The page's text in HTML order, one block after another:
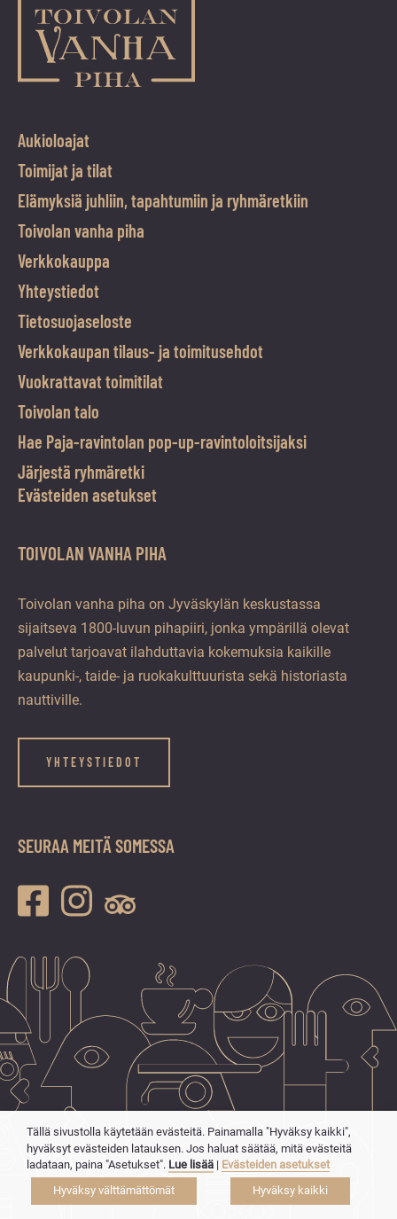
tulee
jättää
koskemattomaksi.
Aukioloajat
Toimijat ja tilat
Elämyksiä juhliin, tapahtumiin ja ryhmäretkiin
Toivolan vanha piha
Verkkokauppa
Yhteystiedot
Tietosuojaseloste
Verkkokaupan tilaus- ja toimitusehdot
Vuokrattavat toimitilat
Toivolan talo
Hae Paja-ravintolan pop-up-ravintoloitsijaksi
Järjestä ryhmäretki
Evästeiden asetukset
TOIVOLAN VANHA PIHA
Toivolan vanha piha on Jyväskylän keskustassa
sijaitseva 1800-luvun pihapiiri, jonka ympärillä olevat
palvelut tarjoavat ilahduttavia kokemuksia kaikille
kaupunki-, taide- ja ruokakulttuurista sekä historiasta
nauttiville.
YHTEYSTIEDOT
SEURAA MEITÄ SOMESSA
Tällä sivustolla käytetään evästeitä. Painamalla "Hyväksy kaikki",
hyväksyt evästeiden latauksen. Jos haluat säätää, mitä evästeitä
ladataan, paina "Asetukset". Lue lisää | Evästeiden asetukset
Hyväksy välttämättömät
Hyväksy kaikki